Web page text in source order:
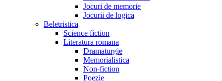
Jocuri de memorie
Jocurii de logica
Beletristica
Science fiction
Literatura romana
Dramaturgie
Memorialistica
Non-fiction
Poezie